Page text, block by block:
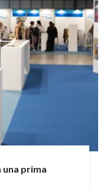
prima